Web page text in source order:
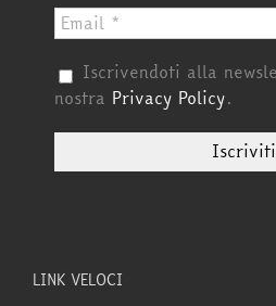
Iscrivendoti alla
nostra Privacy Policy.
LINK VELOCI